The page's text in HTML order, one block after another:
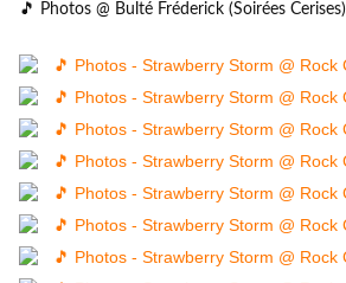
🎵 Photos @ Bulté Fréderick (Soirées Cerises)